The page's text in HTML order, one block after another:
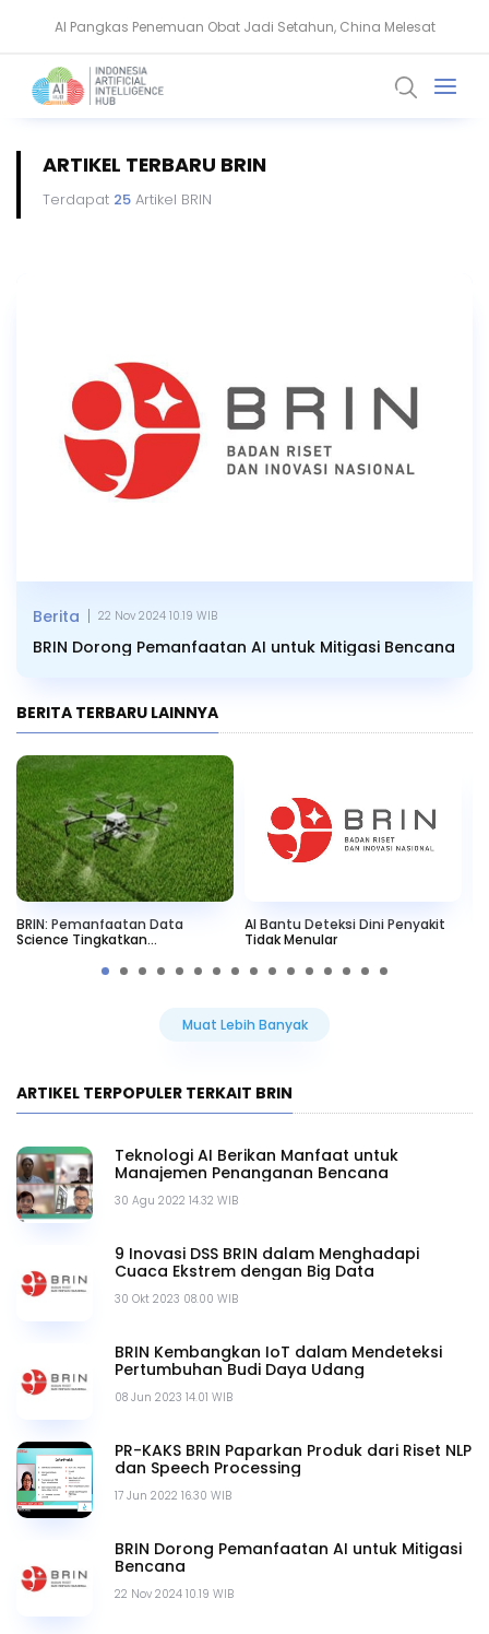
AI Pangkas Penemuan Obat Jadi Setahun, China Melesat
NVIDIA Bentuk Aliansi AI Open Source untuk Perkuat Keamanan Siber
ARTIKEL TERBARU BRIN
Terdapat 25Artikel BRIN
BRIN Dorong Pemanfaatan AI untuk Mitigasi Bencana
Berita | 22 Nov 2024 10.19 WIB
BERITA TERBARU LAINNYA
BRIN: Pemanfaatan Data
Science Tingkatkan
AI Bantu Deteksi Dini Penyakit
Tidak Menular
Muat Lebih Banyak
ARTIKEL TERPOPULER TERKAIT BRIN
30 Agu 2022 14.32 WIB
Teknologi AI Berikan Manfaat untuk
Manajemen Penanganan Bencana
30 Okt 2023 08.00 WIB
9 Inovasi DSS BRIN dalam Menghadapi
Cuaca Ekstrem dengan Big Data
08 Jun 2023 14.01 WIB
BRIN Kembangkan IoT dalam Mendeteksi
Pertumbuhan Budi Daya Udang
17 Jun 2022 16.30 WIB
PR-KAKS BRIN Paparkan Produk dari Riset NLP
dan Speech Processing
22 Nov 2024 10.19 WIB
BRIN Dorong Pemanfaatan AI untuk Mitigasi
Bencana